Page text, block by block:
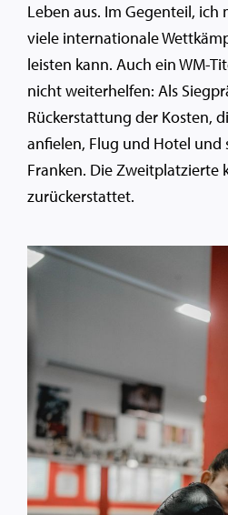
Leben aus. Im Gegenteil, ich
viele internationale
leisten kann. Auch ein WM-
nicht weiterhelfen: Als
Rückerstattung der Kosten,
anfielen, Flug und Hotel und
Franken. Die Zweitplatzierte
zurückerstattet.